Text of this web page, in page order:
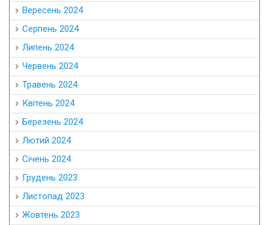
Вересень 2024
Серпень 2024
Липень 2024
Червень 2024
Травень 2024
Квітень 2024
Березень 2024
Лютий 2024
Січень 2024
Грудень 2023
Листопад 2023
Жовтень 2023